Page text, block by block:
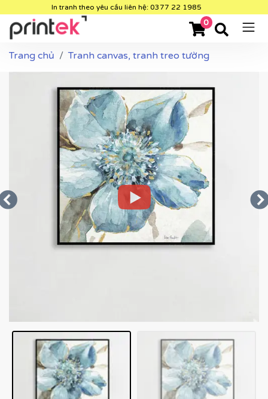
In tranh theo yêu cầu liên hệ: 0377 22 1985
0
Trang chủ Tranh canvas, tranh treo tường